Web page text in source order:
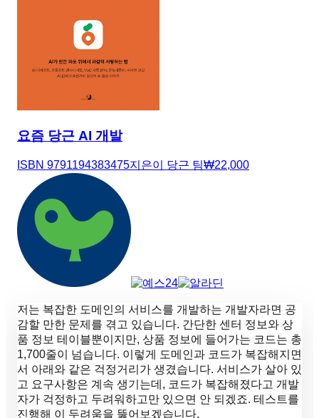
요즘 당근 AI 개발
ISBN 9791194383475지은이 당근 팀₩22,000
저는 복잡한 도메인의 서비스를 개발하는 개발자라면 공
감할 만한 문제를 겪고 있습니다. 간단한 센터 정보와 상
품 정보 테이블뿐이지만, 상품 정보에 들어가는 코드는 총
1,700줄이 넘습니다. 이렇게 도메인과 코드가 복잡해지면
서 아래와 같은 걱정거리가 생겼습니다. 서비스가 살아 있
고 요구사항은 계속 생기는데, 코드가 복잡해졌다고 개발
자가 걱정하고 두려워하고만 있으면 안 되겠죠. 테스트를
진행해 이 두려움을 뚫어보겠습니다.